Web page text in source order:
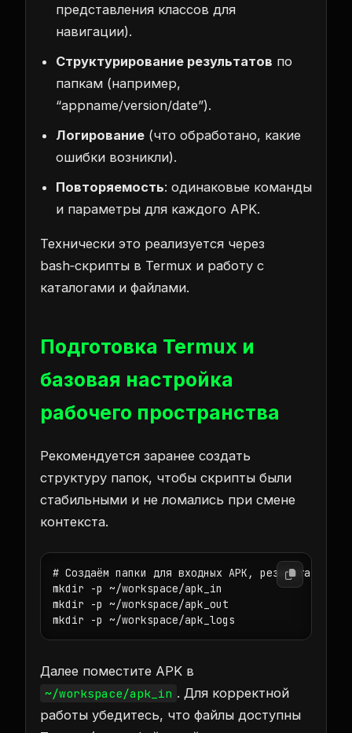
представления классов для
навигации).
Структурирование результатов по
папкам (например,
“appname/version/date”).
Логирование (что обработано, какие
ошибки возникли).
Повторяемость: одинаковые команды
и параметры для каждого APK.
Технически это реализуется через
bash‑скрипты в Termux и работу с
каталогами и файлами.
Подготовка Termux и
базовая настройка
рабочего пространства
Рекомендуется заранее создать
структуру папок, чтобы скрипты были
стабильными и не ломались при смене
контекста.
# Создаём папки для входных APK, результатов и
mkdir -p ~/workspace/apk_in
mkdir -p ~/workspace/apk_out
mkdir -p ~/workspace/apk_logs
Далее поместите APK в
~/workspace/apk_in . Для корректной
работы убедитесь, что файлы доступны